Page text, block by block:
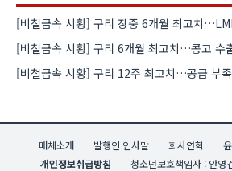
[비철금속 시황] 구리 장중 6개월 최고치
[비철금속 시황] 구리 6개월 최고치…콩고 수
[비철금속 시황] 구리 12주 최고치…공급 부
매체소개 발행인 인사말 회사연혁
개인정보취급방침
청소년보호책임자 : 안영